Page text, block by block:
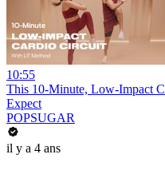
10:55
This 10-Minute, Low-Impact
Expect
POPSUGAR
il y a 4 ans